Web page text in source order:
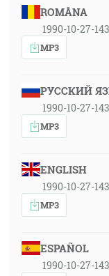
ROMÂNA
1990-10-27-
MP3
РУССКИЙ
1990-10-27-
MP3
ENGLISH
1990-10-27-
MP3
ESPAÑOL
1990-10-27-